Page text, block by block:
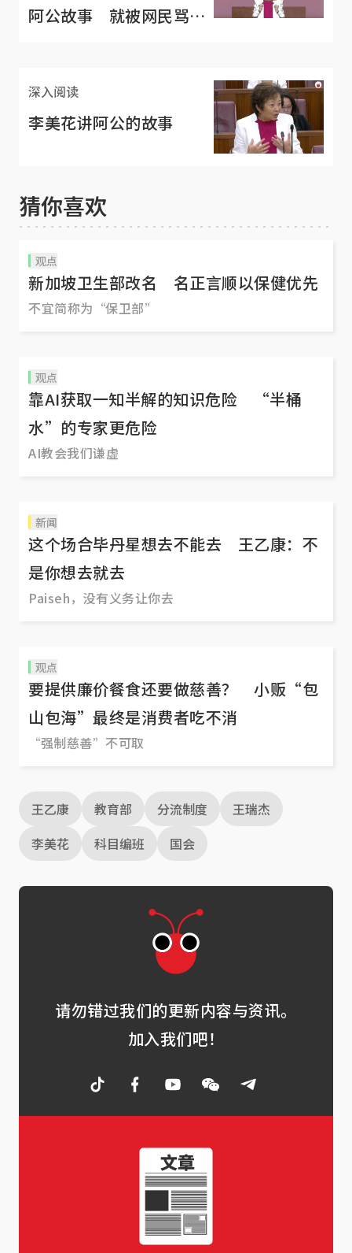
阿公故事 就被网民骂到
深入阅读
李美花讲阿公的故事
猜你喜欢
观点
新加坡卫生部改名 名正言顺以保健优先
不宜简称为“保卫部”
观点
靠AI获取一知半解的知识危险 “半桶
水”的专家更危险
AI教会我们谦虚
新闻
这个场合毕丹星想去不能去 王乙康：不
是你想去就去
Paiseh，没有义务让你去
观点
要提供廉价餐食还要做慈善？ 小贩“包
山包海”最终是消费者吃不消
“强制慈善”不可取
王乙康 教育部 分流制度
王瑞杰
李美花
科目编班 国会
请勿错过我们的更新内容与资讯。
加入我们吧！